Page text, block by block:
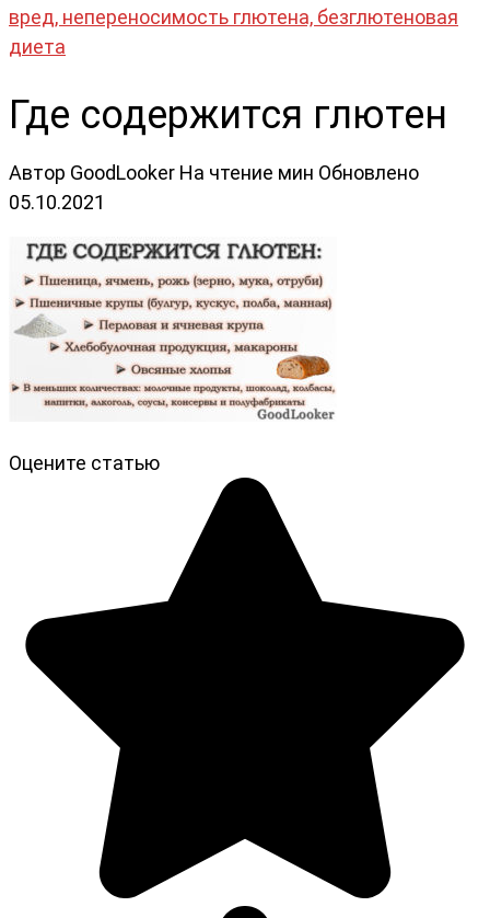
вред, непереносимость глютена, безглютеновая
диета
Где содержится глютен
Автор GoodLooker На чтение мин Обновлено
05.10.2021
Оцените статью